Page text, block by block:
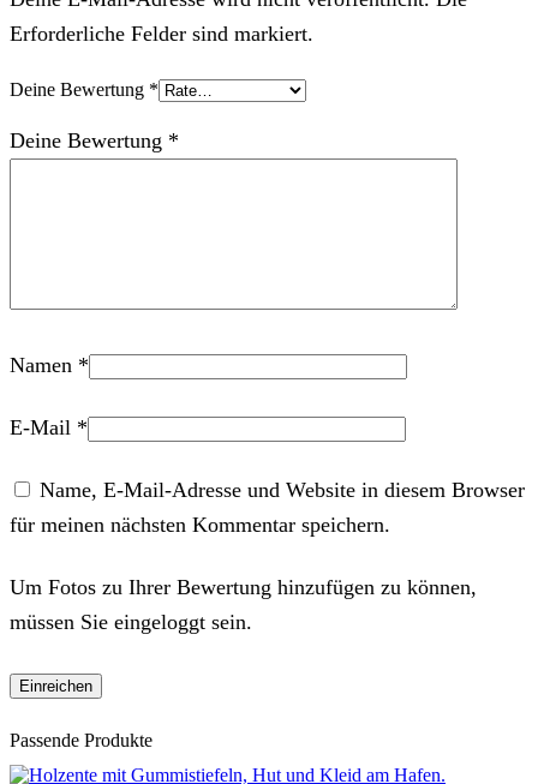
Erforderliche Felder sind markiert.
Deine Bewertung *
Deine Bewertung *
Namen *
E-Mail *
Name, E-Mail-Adresse und Website in diesem Browser
für meinen nächsten Kommentar speichern.
Um Fotos zu Ihrer Bewertung hinzufügen zu können,
müssen Sie eingeloggt sein.
Passende Produkte